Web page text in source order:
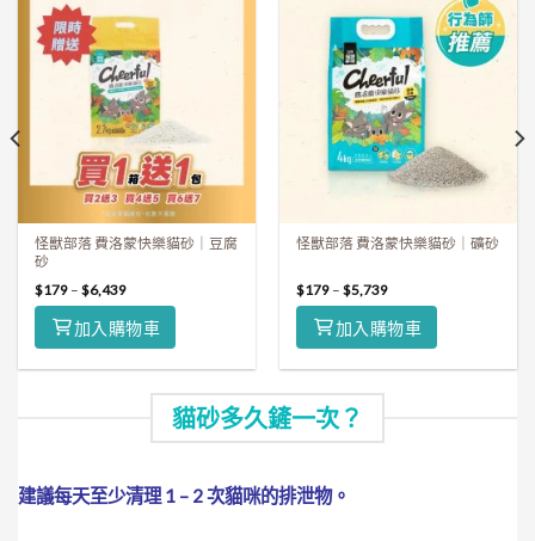
怪獸部落 費洛蒙快樂貓砂｜豆腐
砂
$179 –$6,439
加入購物車
怪獸部落 費洛蒙快樂貓砂｜礦砂
$179 –$5,739
加入購物車
貓砂多久鏟一次？
建議每天至少清理 1 – 2 次貓咪的排泄物。